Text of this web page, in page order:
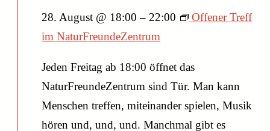
28. August @ 18:00 – 22:00
Offener Treff
im NaturFreundeZentrum
Jeden Freitag ab 18:00 öffnet das
NaturFreundeZentrum sind Tür. Man kann
Menschen treffen, miteinander spielen, Musik
hören und, und, und. Manchmal gibt es